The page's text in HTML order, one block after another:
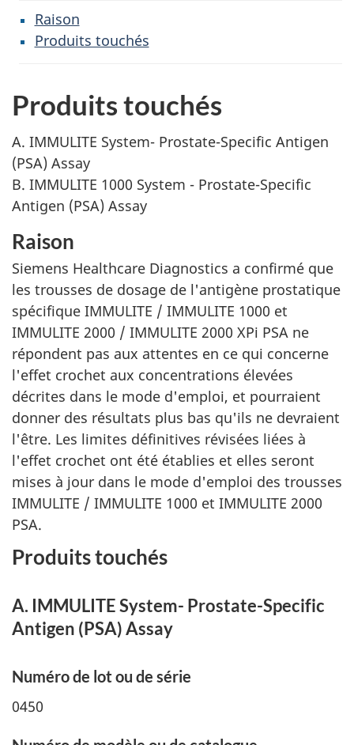
Raison
Produits touchés
Produits touchés
A. IMMULITE System- Prostate-Specific Antigen
(PSA) Assay
B. IMMULITE 1000 System - Prostate-Specific
Antigen (PSA) Assay
Raison
Siemens Healthcare Diagnostics a confirmé que
les trousses de dosage de l'antigène prostatique
spécifique IMMULITE / IMMULITE 1000 et
IMMULITE 2000 / IMMULITE 2000 XPi PSA ne
répondent pas aux attentes en ce qui concerne
l'effet crochet aux concentrations élevées
décrites dans le mode d'emploi, et pourraient
donner des résultats plus bas qu'ils ne devraient
l'être. Les limites définitives révisées liées à
l'effet crochet ont été établies et elles seront
mises à jour dans le mode d'emploi des trousses
IMMULITE / IMMULITE 1000 et IMMULITE 2000
PSA.
Produits touchés
A. IMMULITE System- Prostate-Specific
Antigen (PSA) Assay
Numéro de lot ou de série
0450